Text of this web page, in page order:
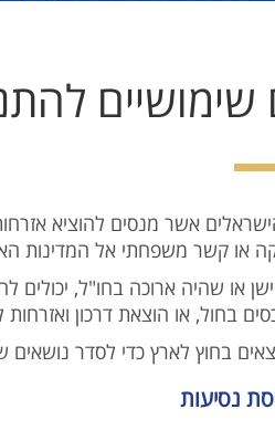
שימושיים
אשר מנסים להוציא
או קשר משפחתי אל המדינות
או שהיה ארוכה בחו"ל,
בחול, או הוצאת דרכון
בחוץ לארץ כדי לסדר נושאים
נסיעות